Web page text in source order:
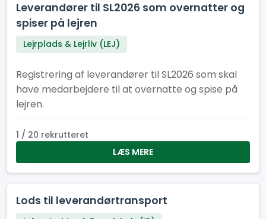
Leverandører til SL2026 som overnatter og
spiser på lejren
Lejrplads & Lejrliv (LEJ)
Registrering af leverandører til SL2026 som skal
have medarbejdere til at overnatte og spise på
lejren.
1 / 20 rekrutteret
LÆS MERE
Lods til leverandørtransport